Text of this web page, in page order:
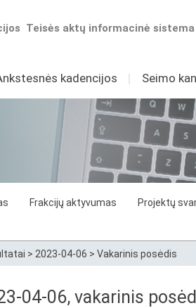
Teisės aktų informacinė sistema
kadencijos I Seimo
Frakcijų aktyvumas
Projektų
> 2023-04-06 > Vakarinis posėdis
04-06, vakarinis